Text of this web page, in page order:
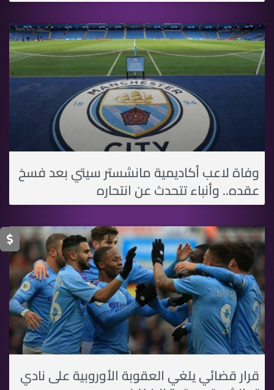
وفاة لاعب أكاديمية مانشستر سيتي بعد فسخ
عقده.. وأنباء تتحدث عن انتحاره
قرار قضائي يلغي العقوبة الأوروبية على نادي